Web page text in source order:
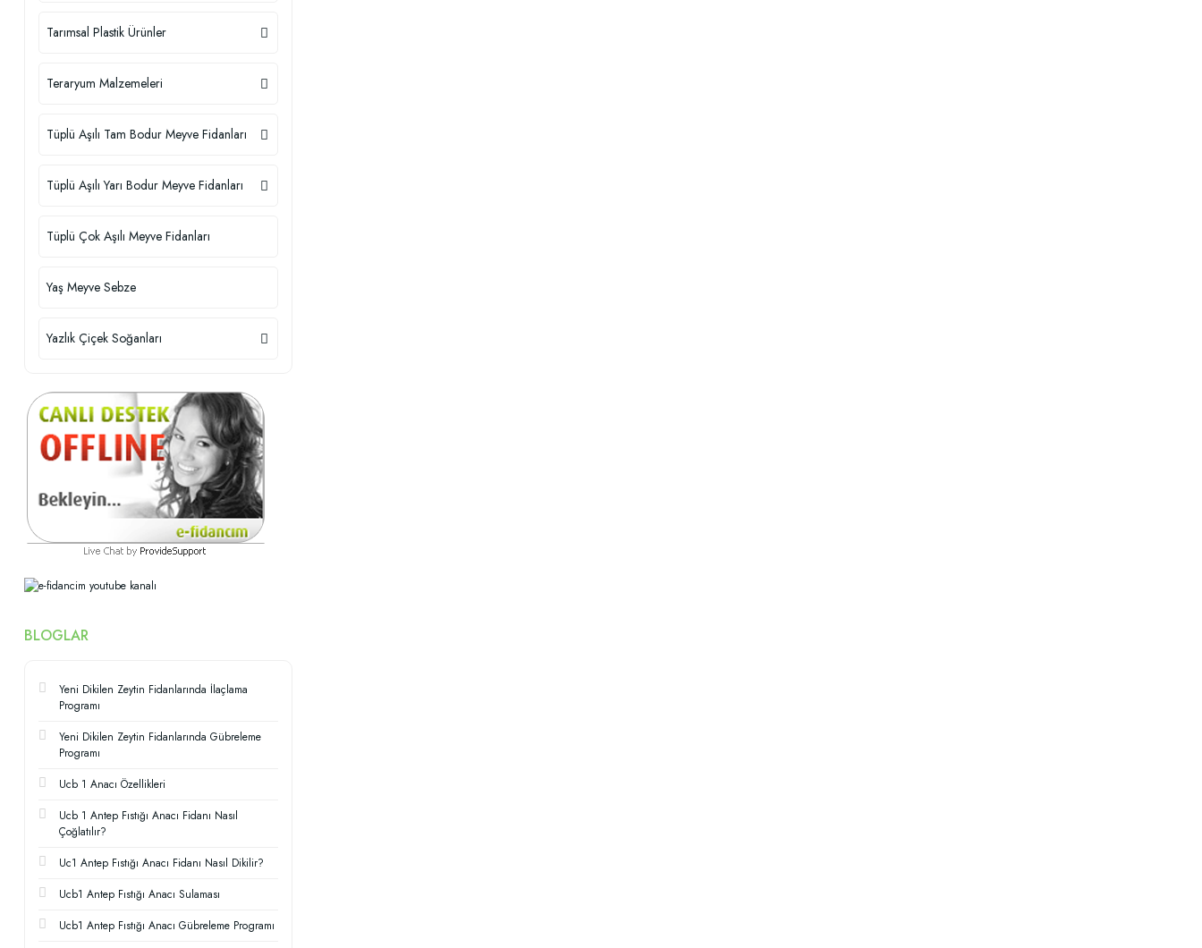
Tarımsal Plastik Ürünler
Teraryum Malzemeleri
Tüplü Aşılı Tam Bodur Meyve Fidanları
Tüplü Aşılı Yarı Bodur Meyve Fidanları
Tüplü Çok Aşılı Meyve Fidanları
Yaş Meyve Sebze
Yazlık Çiçek Soğanları
BLOGLAR
Yeni Dikilen Zeytin Fidanlarında İlaçlama
Programı
Yeni Dikilen Zeytin Fidanlarında Gübreleme
Programı
Ucb 1 Anacı Özellikleri
Ucb 1 Antep Fıstığı Anacı Fidanı Nasıl
Çoğlatılır?
Uc1 Antep Fıstığı Anacı Fidanı Nasıl Dikilir?
Ucb1 Antep Fıstığı Anacı Sulaması
Ucb1 Antep Fıstığı Anacı Gübreleme Programı